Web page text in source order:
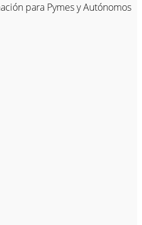
para Pymes y Autónomos